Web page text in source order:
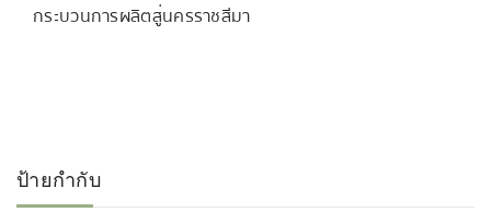
กระบวนการผลิตสู่นครราชสีมา
ป้ายกำกับ